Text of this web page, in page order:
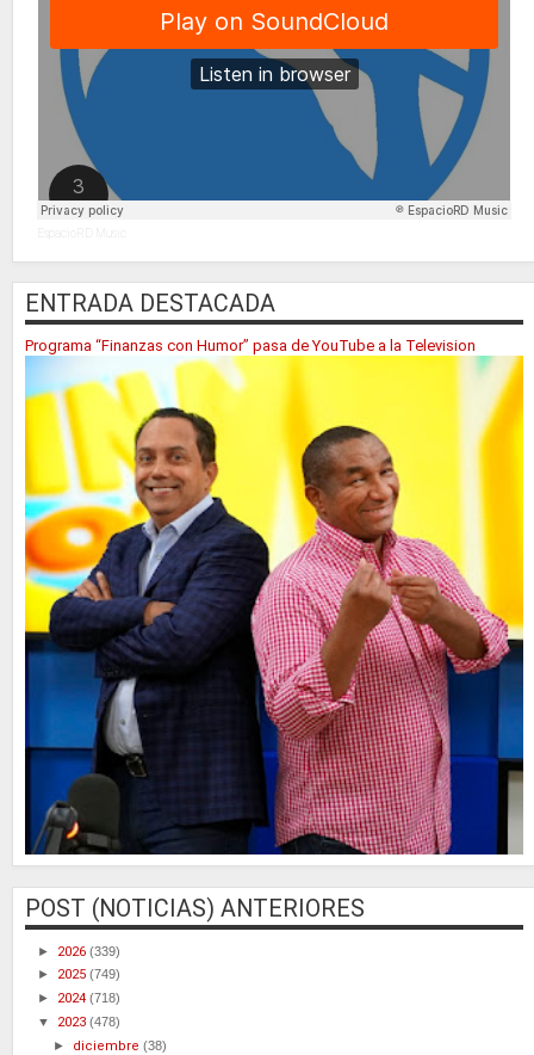
ENTRADA DESTACADA
Programa “Finanzas con Humor” pasa de YouTube a la Television
POST (NOTICIAS) ANTERIORES
► 2026 (339)
► 2025 (749)
► 2024 (718)
▼ 2023 (478)
► diciembre(38)